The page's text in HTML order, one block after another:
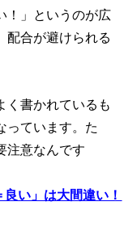
！」というのが広
配合が避けられる
く書かれているも
っています。た
注意なんです
い」は大間違い！